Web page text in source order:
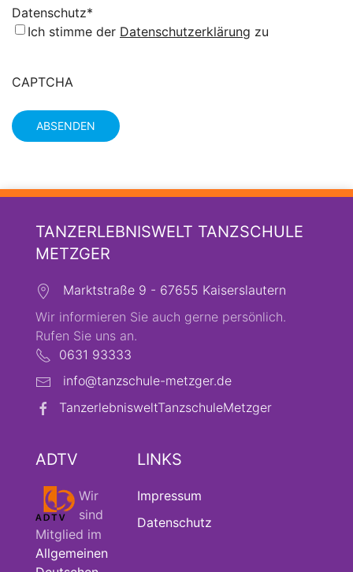
Datenschutz*
Ich stimme der Datenschutzerklärung zu
CAPTCHA
TANZERLEBNISWELT TANZSCHULE
METZGER
Marktstraße 9 - 67655 Kaiserslautern
Wir informieren Sie auch gerne persönlich.
Rufen Sie uns an.
0631 93333
info@tanzschule-metzger.de
TanzerlebnisweltTanzschuleMetzger
ADTV
Wir
sind
Mitglied im
Allgemeinen
LINKS
Impressum
Datenschutz